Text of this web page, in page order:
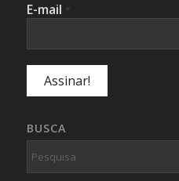
E-mail *
BUSCA